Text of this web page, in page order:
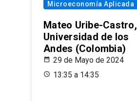
Microeconomía Aplicada
Mateo Uribe-Castro,
Universidad de los
Andes (Colombia)
29 de Mayo de 2024
13:35 a 14:35